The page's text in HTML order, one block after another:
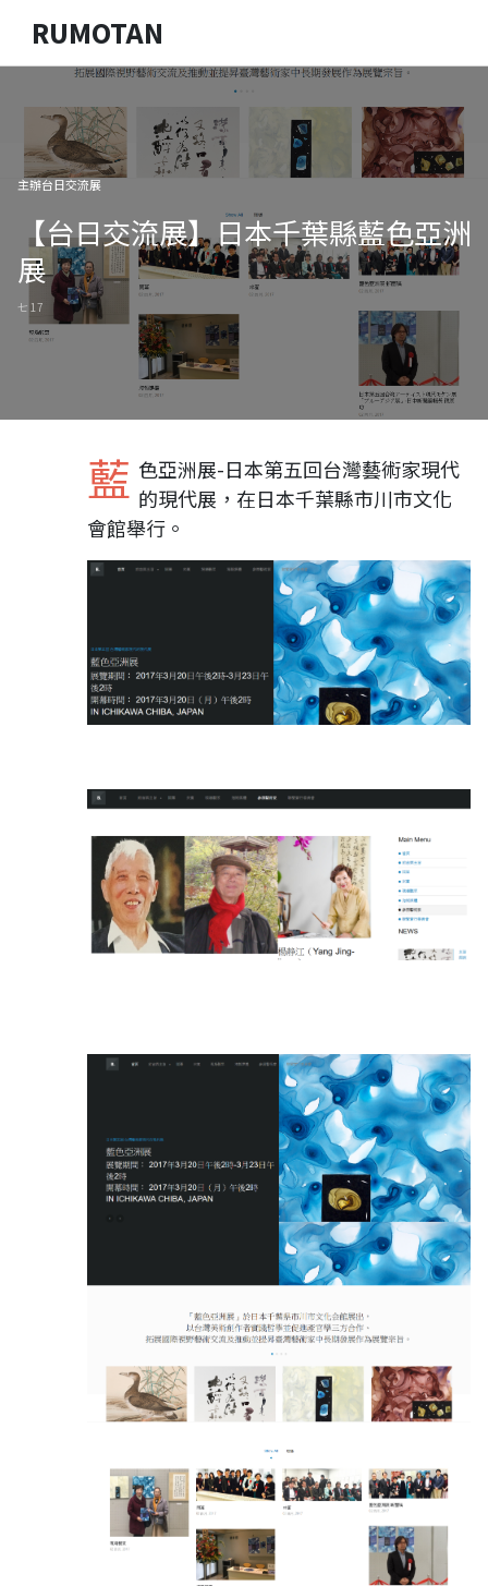
RUMOTAN
主辦台日交流展
【台日交流展】日本千葉縣藍色亞洲
展
七 17
藍 色亞洲展-日本第五回台灣藝術家現代
的現代展，在日本千葉縣市川市文化
會館舉行。
Product Details